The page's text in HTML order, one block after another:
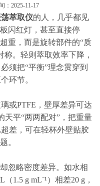
：2025-11-17
萃取仪的人，几乎都见
闪红灯，甚至直接停
重，而是旋转部件的“质
。轻则萃取效率下降，
须把“平衡”理念贯穿到
环节。
PTFE，壁厚差异可达
天平“两两配对”，把重量
差，可在轻杯外壁贴胶
。
忽略密度差异。如水相
1.5 g mL⁻¹）相差20 g，